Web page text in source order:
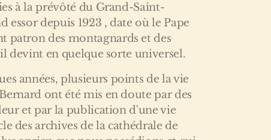
à la prévôté du Grand-Saint-
essor depuis 1923 , date où le Pape
patron des montagnards et des
devint en quelque sorte universel.
années, plusieurs points de la vie
ont été mis en doute par des
et par la publication d'une vie
des archives de la cathédrale de